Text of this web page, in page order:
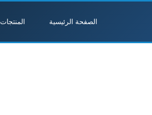
الصفحة الرئيسية المنتجات